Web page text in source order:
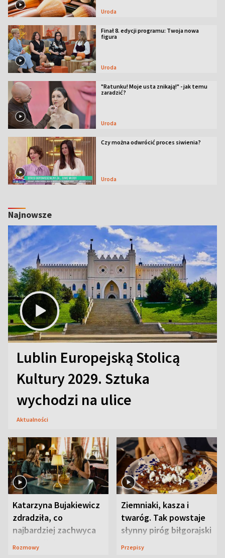
Uroda
Finał 8. edycji programu: Twoja nowa
figura
Uroda
"Ratunku! Moje usta znikają!" - jak temu
zaradzić?
Uroda
Czy można odwrócić proces siwienia?
Uroda
Najnowsze
Lublin Europejską Stolicą
Kultury 2029. Sztuka
wychodzi na ulice
Aktualności
Katarzyna Bujakiewicz
zdradziła, co
najbardziej zachwyca
ją w Lublinie
Rozmowy
Ziemniaki, kasza i
twaróg. Tak powstaje
słynny piróg biłgorajski
Przepisy